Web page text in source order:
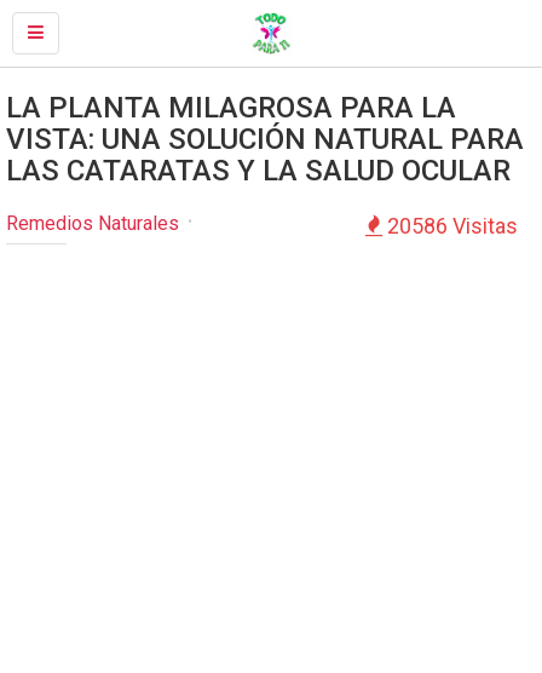
LA PLANTA MILAGROSA PARA LA
VISTA: UNA SOLUCIÓN NATURAL PARA
LAS CATARATAS Y LA SALUD OCULAR
Remedios Naturales 20586 Visitas